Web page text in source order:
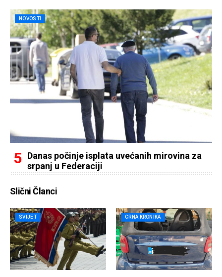
NOVOSTI
Danas počinje isplata uvećanih mirovina za
srpanj u Federaciji
Slični Članci
SVIJET CRNA KRONIKA